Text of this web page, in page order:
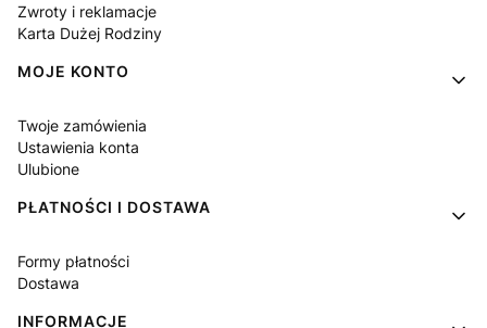
Zwroty i reklamacje
Karta Dużej Rodziny
MOJE KONTO
Twoje zamówienia
Ustawienia konta
Ulubione
PŁATNOŚCI I DOSTAWA
Formy płatności
Dostawa
INFORMACJE